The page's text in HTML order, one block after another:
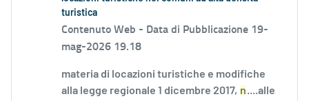
turistica
Contenuto Web - Data di Pubblicazione 19-
mag-2026 19.18
materia di locazioni turistiche e modifiche
alla legge regionale 1 dicembre 2017, n....alle